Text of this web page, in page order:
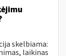
skelbiama:
laikinas